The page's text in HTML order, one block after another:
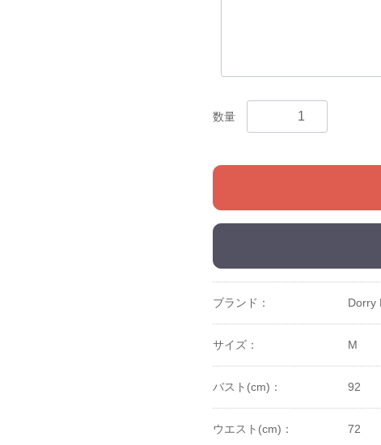
数量
ブランド： Dorry
サイズ： M
バスト(cm)： 92
ウエスト(cm)： 72